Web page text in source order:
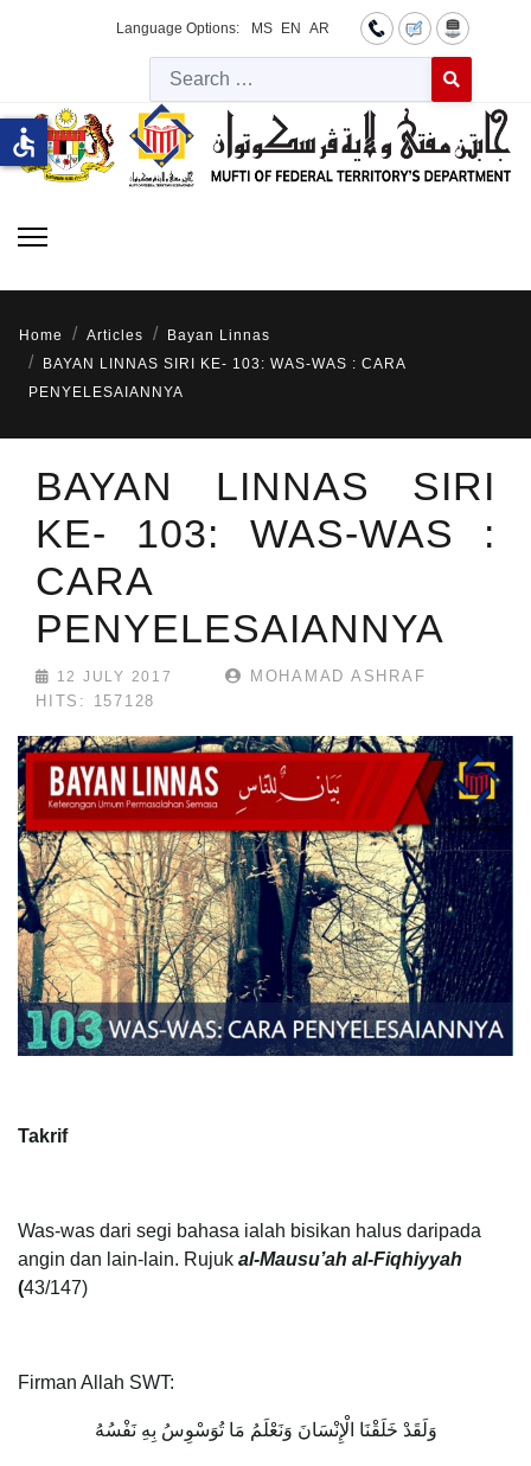
Language Options: MS EN AR
Type 2 or
Home Articles
Bayan Linnas
BAYAN LINNAS SIRI KE- 103: WAS-WAS : CARA
PENYELESAIANNYA
BAYAN LINNAS SIRI
KE- 103: WAS-WAS :
CARA
PENYELESAIANNYA
12 JULY 2017
MOHAMAD ASHRAF
HITS: 157128
Takrif
Was-was dari segi bahasa ialah bisikan halus daripada
angin dan lain-lain. Rujuk al-Mausu’ah al-Fiqhiyyah
(43/147)
Firman Allah SWT:
وَلَقَدْ خَلَقْنَا الْإِنْسَانَ وَنَعْلَمُ مَا تُوَسْوِسُ بِهِ نَفْسُهُ
accessible